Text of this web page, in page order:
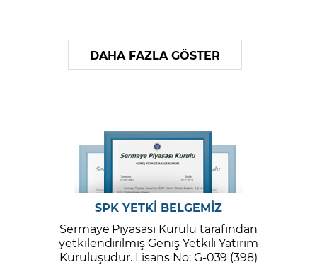
DAHA FAZLA GÖSTER
SPK YETKİ BELGEMİZ
Sermaye Piyasası Kurulu tarafından
yetkilendirilmiş Geniş Yetkili Yatırım
Kuruluşudur. Lisans No: G-039 (398)